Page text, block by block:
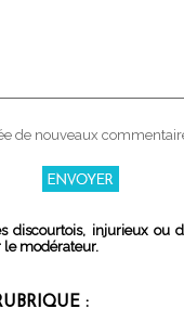
de nouveaux
discourtois, injurieux ou
le modérateur.
: